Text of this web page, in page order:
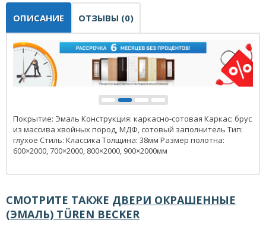
ОПИСАНИЕ ОТЗЫВЫ (0)
Покрытие: Эмаль Конструкция: каркасно-сотовая Каркас: брус
из массива хвойных пород, МДФ, сотовый заполнитель Тип:
глухое Стиль: Классика Толщина: 38мм Размер полотна:
600×2000, 700×2000, 800×2000, 900×2000мм
СМОТРИТЕ ТАКЖЕ ДВЕРИ ОКРАШЕННЫЕ
(ЭМАЛЬ) TÜREN BECKER